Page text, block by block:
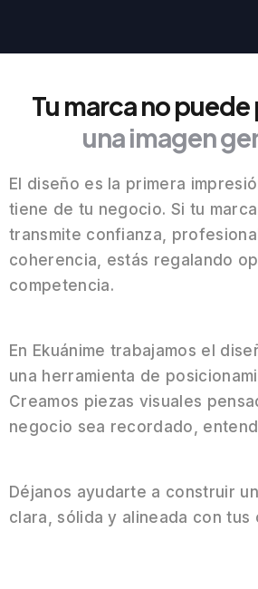
Tu marca no
una imagen
El diseño es la primera
tiene de tu negocio. Si tu
transmite confianza,
coherencia, estás regalando
competencia.
En Ekuánime trabajamos el
una herramienta de
Creamos piezas visuales
negocio sea recordado,
Déjanos ayudarte a construir
clara, sólida y alineada con tus